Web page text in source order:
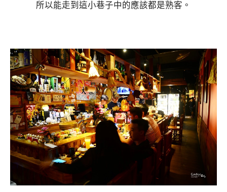
所以能走到這小巷子中的應該都是熟客。